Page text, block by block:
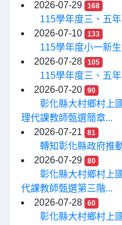
2026-07-29
168
115學年度三、五
2026-07-10
133
115學年度小一新
2026-07-28
105
115學年度三、五
2026-07-20
90
彰化縣大村鄉村上
理代課教師甄選簡章...
2026-07-21
81
轉知彰化縣政府推
2026-07-29
80
彰化縣大村鄉村上
代課教師甄選第三階...
2026-07-28
60
彰化縣大村鄉村上